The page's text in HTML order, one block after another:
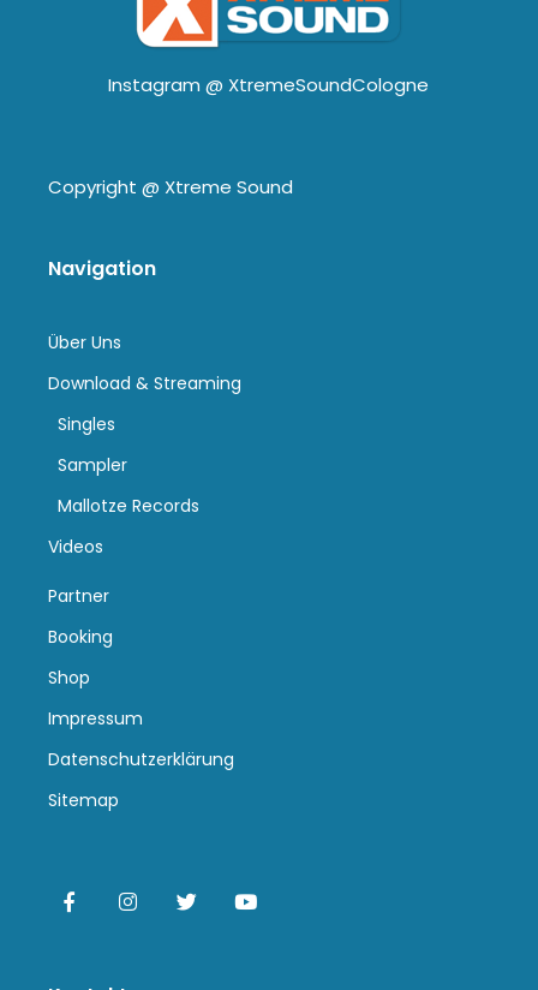
Instagram @ XtremeSoundCologne
Copyright @ Xtreme Sound
Navigation
Über Uns
Download & Streaming
Singles
Sampler
Mallotze Records
Videos
Partner
Booking
Shop
Impressum
Datenschutzerklärung
Sitemap